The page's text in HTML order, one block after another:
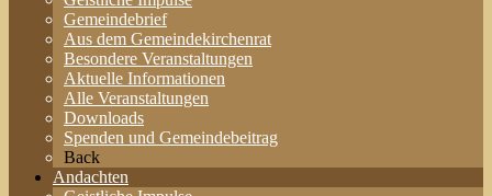
Gemeindebrief
Aus dem Gemeindekirchenrat
Besondere Veranstaltungen
Aktuelle Informationen
Alle Veranstaltungen
Downloads
Spenden und Gemeindebeitrag
Back
Andachten